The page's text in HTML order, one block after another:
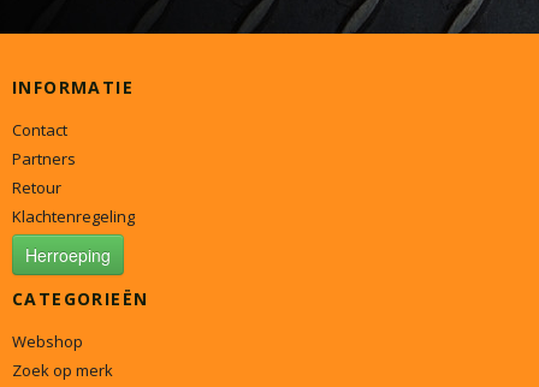
INFORMATIE
Contact
Partners
Retour
Klachtenregeling
Herroeping
CATEGORIEËN
Webshop
Zoek op merk